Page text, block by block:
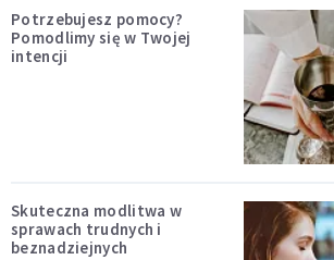
Potrzebujesz pomocy?
Pomodlimy się w Twojej
intencji
Skuteczna modlitwa w
sprawach trudnych i
beznadziejnych